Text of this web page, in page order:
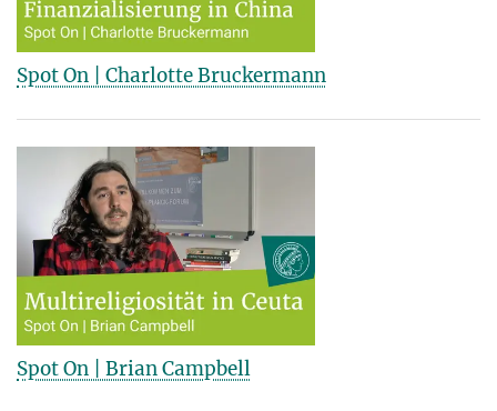
Spot On | Charlotte Bruckermann
Spot On | Brian Campbell